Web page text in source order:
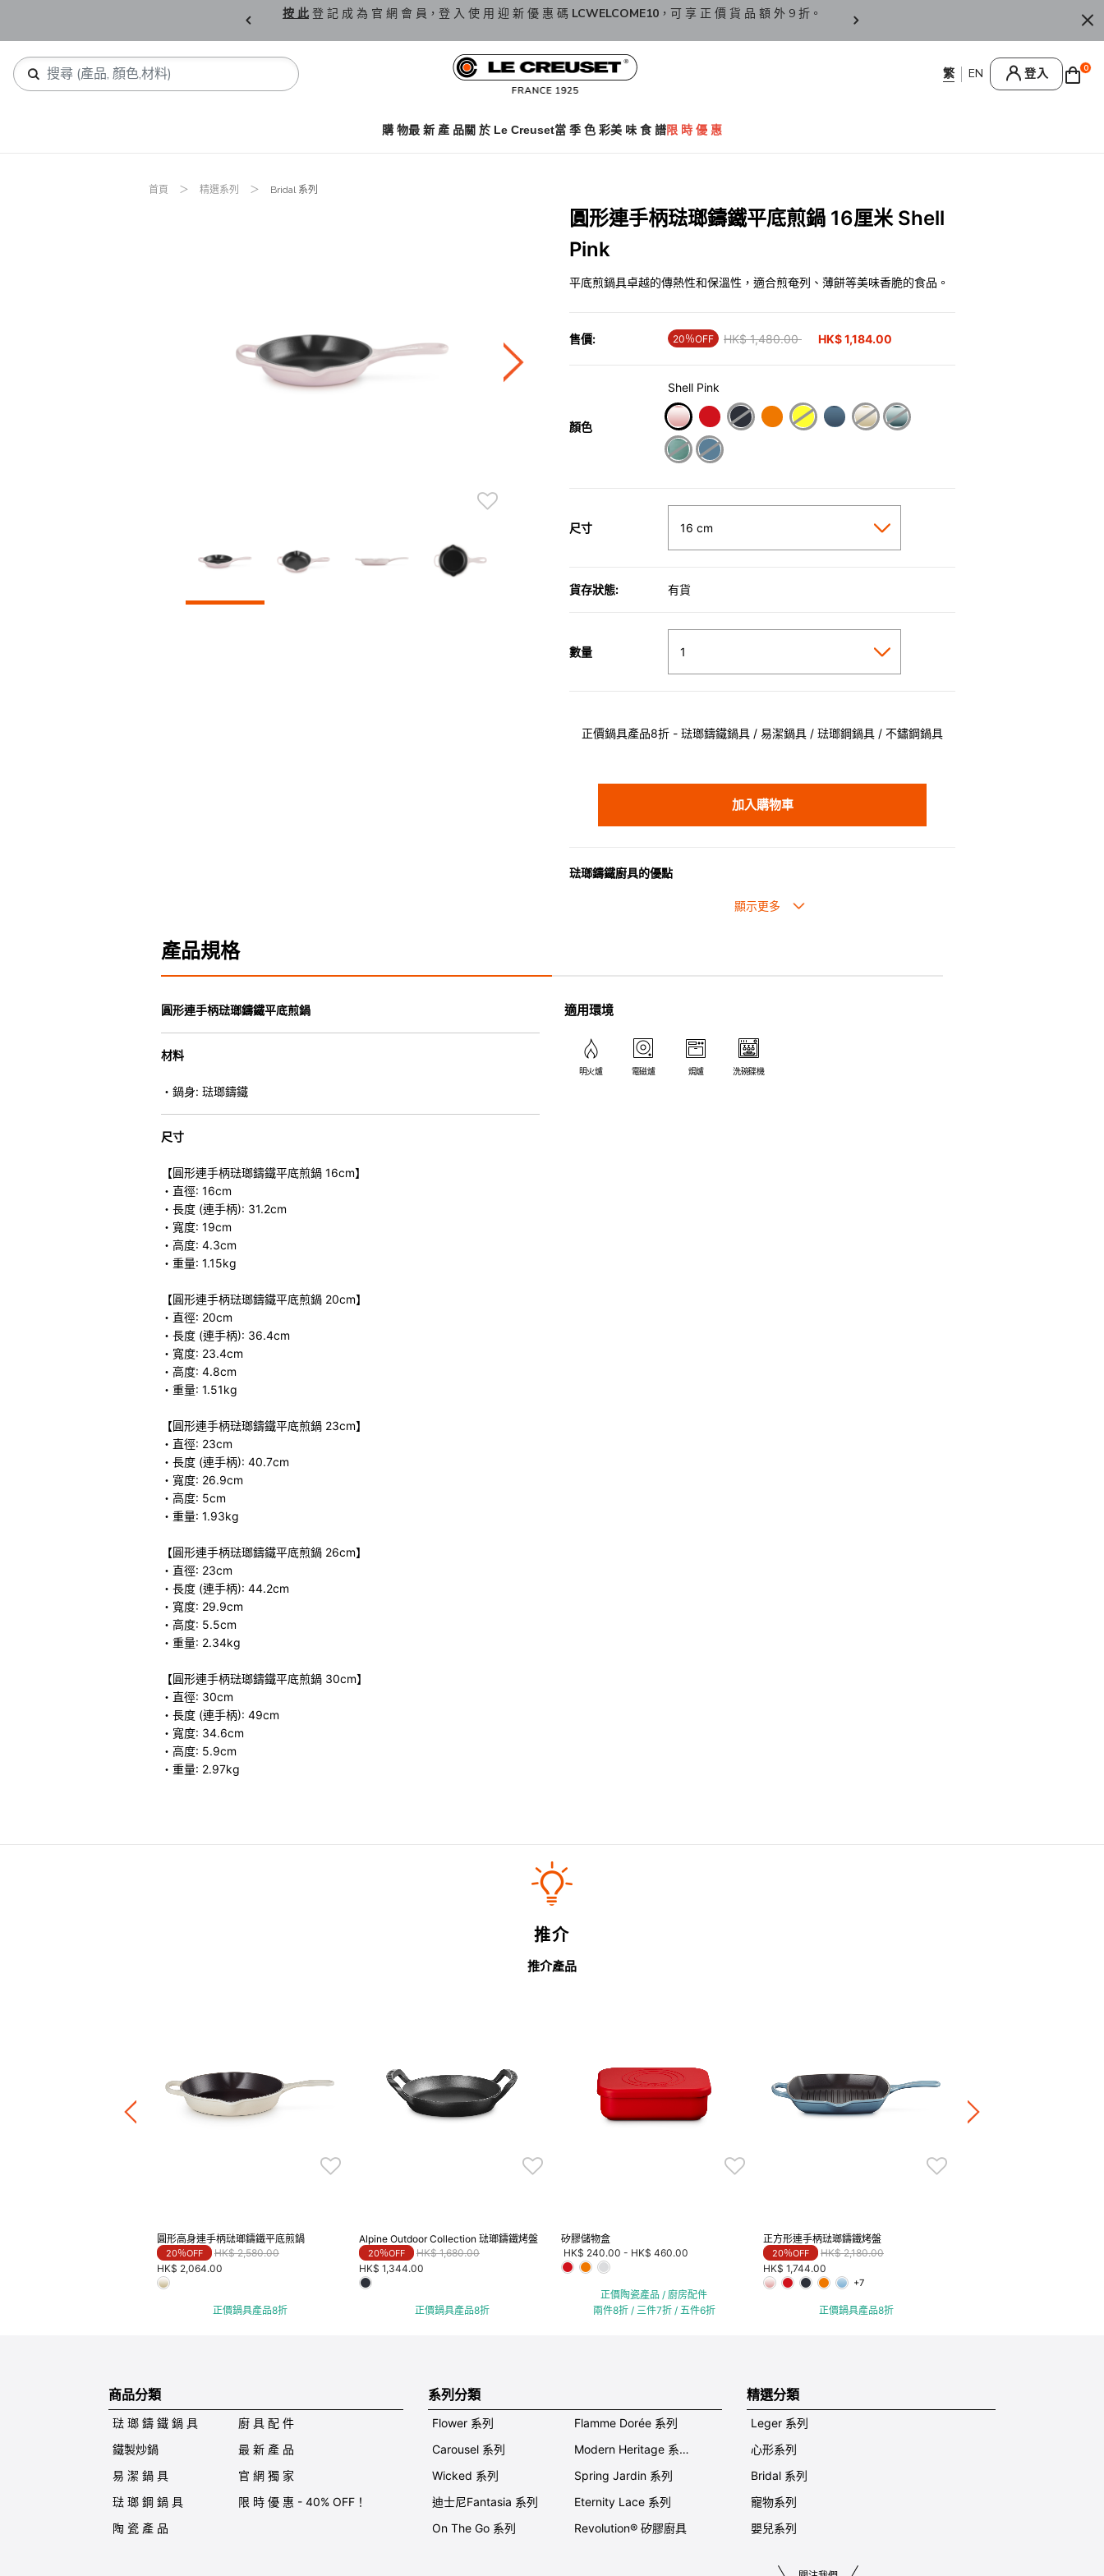
按 此 登 記 成 為 官 網 會 員，登 入 使 用 迎 新 優 惠 碼 LCWELCOME10 ，可 享 正 價 貨 品 額 外 9 折。 香 港 / 澳 門 訂 單 滿
登入 0
購 物最 新 產 品關 於 Le Creuset當 季 色 彩美 味 食 譜限 時 優 惠
首頁 精選系列 Bridal 系列
圓形連手柄琺瑯鑄鐵平底煎鍋 16厘米 Shell
Pink
平底煎鍋具卓越的傳熱性和保溫性，適合煎奄列、薄餅等美味香脆的食品。
售價: 20％OFF Price reduced from
HK$ 1,480.00 HK$ 1,184.00
顏色
Shell Pink
selected
尺寸
貨存狀態: 有貨
數量
正價鍋具產品8折 - 琺瑯鑄鐵鍋具 / 易潔鍋具 / 琺瑯鋼鍋具 / 不鏽鋼鍋具
加入購物車
琺瑯鑄鐵廚具的優點
• 琺瑯鑄鐵傳熱性均勻，不會產生過熱點。
• 適用於多種熱源，例如明火、電磁爐或焗爐（微波爐除外）。
產品規格
圓形連手柄琺瑯鑄鐵平底煎鍋
材料
・鍋身: 琺瑯鑄鐵
尺寸
【圓形連手柄琺瑯鑄鐵平底煎鍋 16cm】
・直徑: 16cm
・長度 (連手柄): 31.2cm
・寬度: 19cm
・高度: 4.3cm
・重量: 1.15kg
【圓形連手柄琺瑯鑄鐵平底煎鍋 20cm】
・直徑: 20cm
・長度 (連手柄): 36.4cm
・寬度: 23.4cm
・高度: 4.8cm
・重量: 1.51kg
【圓形連手柄琺瑯鑄鐵平底煎鍋 23cm】
・直徑: 23cm
・長度 (連手柄): 40.7cm
・寬度: 26.9cm
・高度: 5cm
・重量: 1.93kg
【圓形連手柄琺瑯鑄鐵平底煎鍋 26cm】
・直徑: 23cm
・長度 (連手柄): 44.2cm
・寬度: 29.9cm
・高度: 5.5cm
・重量: 2.34kg
【圓形連手柄琺瑯鑄鐵平底煎鍋 30cm】
・直徑: 30cm
・長度 (連手柄): 49cm
・寬度: 34.6cm
・高度: 5.9cm
・重量: 2.97kg
適用環境
明火爐 電磁爐 焗爐 洗碗碟機
推介
推介產品
圓形高身連手柄琺瑯鑄鐵平底煎鍋
20％OFF Price reduced from
HK$ 2,580.00to
HK$ 2,064.00
正價鍋具產品8折
Alpine Outdoor Collection 琺瑯鑄鐵烤盤
20％OFF Price reduced from
HK$ 1,680.00to
HK$ 1,344.00
正價鍋具產品8折
矽膠儲物盒
HK$ 240.00 - HK$ 460.00
正價陶瓷產品 / 廚房配件
兩件8折 / 三件7折 / 五件6折
正方形連手柄琺瑯鑄鐵烤盤
20％OFF Price reduced from
HK$ 2,180.00to
HK$ 1,744.00
+7
正價鍋具產品8折
商品分類
琺 瑯 鑄 鐵 鍋 具
鐵製炒鍋
易 潔 鍋 具
琺 瑯 鋼 鍋 具
陶 瓷 產 品
廚 具 配 件
最 新 產 品
官 網 獨 家
限 時 優 惠 - 40% OFF！
系列分類
Flower 系列
Carousel 系列
Wicked 系列
迪士尼Fantasia 系列
On The Go 系列
Flamme Dorée 系列
Modern Heritage 系列
Spring Jardin 系列
Eternity Lace 系列
Revolution® 矽膠廚具
精選分類
Leger 系列
心形系列
Bridal 系列
寵物系列
嬰兒系列